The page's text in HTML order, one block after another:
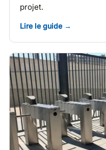
projet.
Lire le guide →